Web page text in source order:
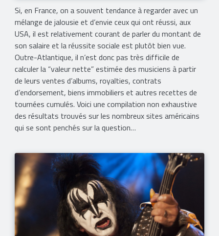
Si, en France, on a souvent tendance à regarder avec un
mélange de jalousie et d’envie ceux qui ont réussi, aux
USA, il est relativement courant de parler du montant de
son salaire et la réussite sociale est plutôt bien vue.
Outre-Atlantique, il n’est donc pas très difficile de
calculer la “valeur nette” estimée des musiciens à partir
de leurs ventes d’albums, royalties, contrats
d’endorsement, biens immobiliers et autres recettes de
tournées cumulés. Voici une compilation non exhaustive
des résultats trouvés sur les nombreux sites américains
qui se sont penchés sur la question…